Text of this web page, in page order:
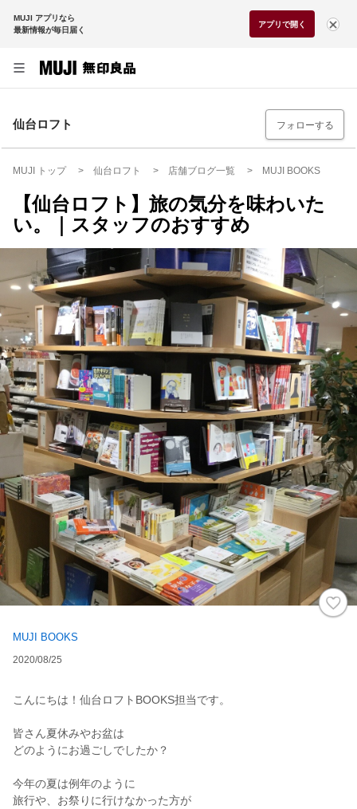
MUJI アプリなら
最新情報が毎日届く
アプリで開く
仙台ロフト フォローする
MUJI トップ 仙台ロフト 店舗ブログ一覧 MUJI BOOKS
【仙台ロフト】旅の気分を味わいた
い。｜スタッフのおすすめ
MUJI BOOKS
2020/08/25
こんにちは！仙台ロフトBOOKS担当です。
皆さん夏休みやお盆は
どのようにお過ごしでしたか？
今年の夏は例年のように
旅行や、お祭りに行けなかった方が